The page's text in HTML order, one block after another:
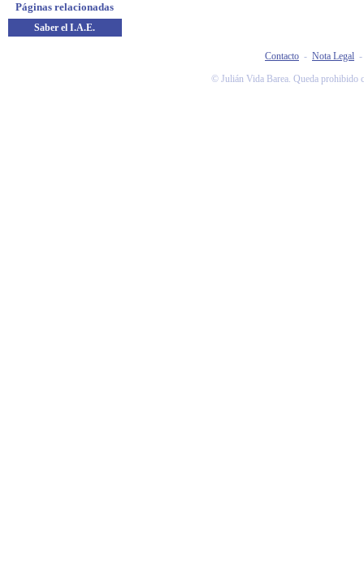
Páginas relacionadas
Saber el I.A.E.
Contacto - Nota Legal
© Julián Vida Barea. Queda prohibido